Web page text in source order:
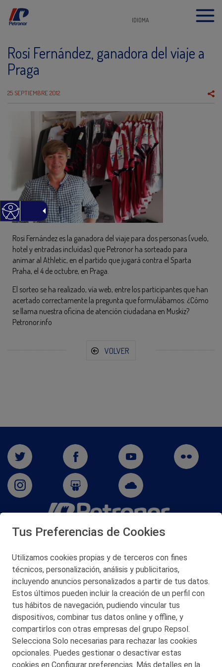
IDIOMA
Rosi Fernández, ganadora del viaje a
Praga
25 SEPTIEMBRE 2012
Rosi Fernández es la ganadora del viaje para dos personas (vuelo,
hotel y entradas incluídas) que Petronor ha sorteado para
animar al Athletic, en el partido que jugará contra el Sparta
Praha, el 4 de octubre, en Praga.
El sorteo se ha realizado, vía web, entre los participantes que han
acertado correctamente la pregunta que formulábamos: ¿Cómo
se llama nuestra oficina de atención ciudadana en Muskiz?
Petronor.info
VOLVER
San Martín 5-Edificio Muñatones,
© 2026 Petronor S.A.
CONTACTO
MAPA WEB
POLITICA DE PRIVACIDAD
Tus Preferencias de Cookies
Utilizamos cookies propias y de terceros con fines
técnicos, personalización, análisis y publicitarios,
incluyendo anuncios personalizados a partir de tus datos.
Estos últimos pueden incluir la creación de un perfil con
tus hábitos de navegación, pudiendo vincular tus
dispositivos, combinar tus datos online y offline, y
compartirlos con otras empresas del grupo Repsol.
Selecciona Solo necesarias para rechazar las cookies
opcionales. Puedes gestionar o desactivar estas
cookies en Configurar preferencias. Más detalles en la